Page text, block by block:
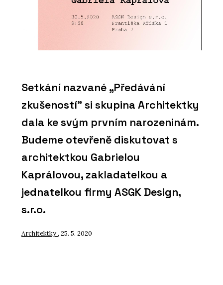
Setkání nazvané „Předávání
zkušeností" si skupina Architektky
dala ke svým prvním narozeninám.
Budeme otevřeně diskutovat s
architektkou Gabrielou
Kaprálovou, zakladatelkou a
jednatelkou firmy ASGK Design,
s.r.o.
Architektky , 25. 5. 2020